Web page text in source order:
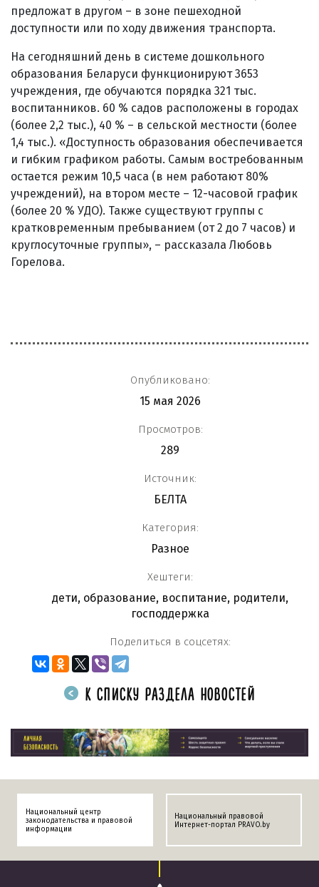
предложат в другом – в зоне пешеходной
доступности или по ходу движения транспорта.
На сегодняшний день в системе дошкольного
образования Беларуси функционируют 3653
учреждения, где обучаются порядка 321 тыс.
воспитанников. 60 % садов расположены в городах
(более 2,2 тыс.), 40 % – в сельской местности (более
1,4 тыс.). «Доступность образования обеспечивается
и гибким графиком работы. Самым востребованным
остается режим 10,5 часа (в нем работают 80%
учреждений), на втором месте – 12-часовой график
(более 20 % УДО). Также существуют группы с
кратковременным пребыванием (от 2 до 7 часов) и
круглосуточные группы», – рассказала Любовь
Горелова.
Опубликовано:
15 мая 2026
Просмотров:
289
Источник:
БЕЛТА
Категория:
Разное
Хештеги:
дети, образование, воспитание, родители,
господдержка
Поделиться в соцсетях:
К СПИСКУ РАЗДЕЛА НОВОСТЕЙ
Национальный центр
законодательства и правовой
информации
Национальный правовой
Интернет-портал PRAVO.by